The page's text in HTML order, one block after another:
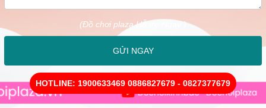
(Đồ chơi plaza Hỗ trợ Ngay )
GỬI NGAY
HOTLINE: 1900633469 0886827679 - 0827377679